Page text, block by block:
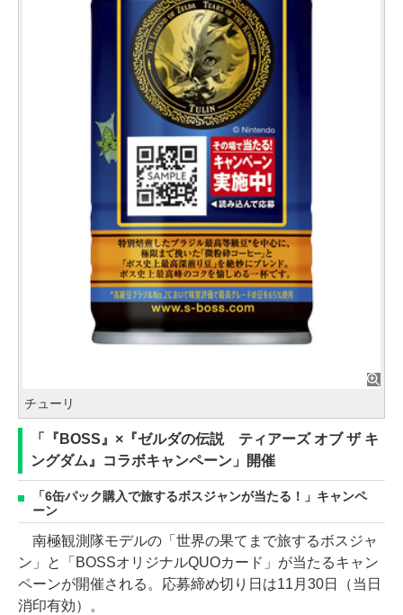
チューリ
「『BOSS』×『ゼルダの伝説 ティアーズ オブ ザ キ
ングダム』コラボキャンペーン」開催
「6缶パック購入で旅するボスジャンが当たる！」キャンペ
ーン
南極観測隊モデルの「世界の果てまで旅するボスジャ
ン」と「BOSSオリジナルQUOカード」が当たるキャン
ペーンが開催される。応募締め切り日は11月30日（当日
消印有効）。